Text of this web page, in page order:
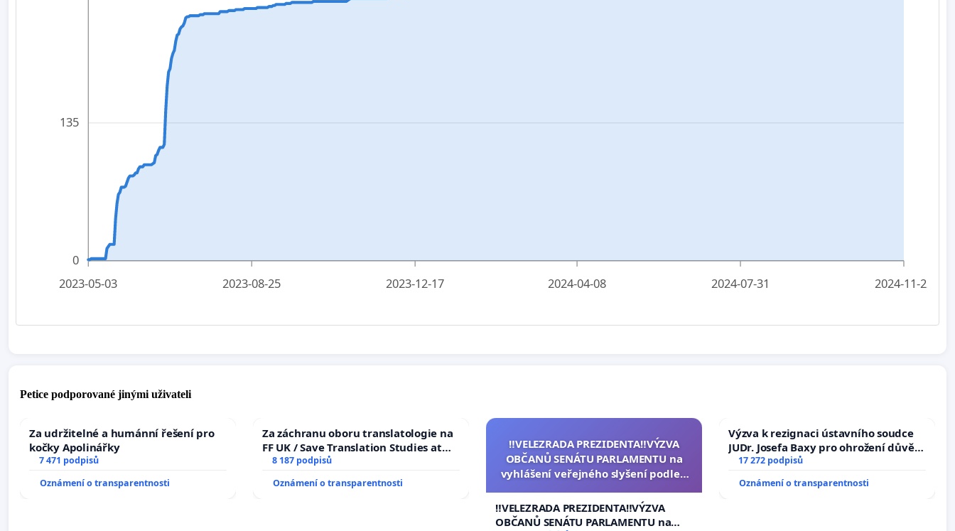
0
135
2023-05-03 2023-08-25 2023-12-17 2024-04-08 2024-07-31 2024-11-22
Petice podporované jinými uživateli
Za udržitelné a humánní řešení pro
kočky Apolinářky
7 471 podpisů
Oznámení o transparentnosti
Za záchranu oboru translatologie na
FF UK / Save Translation Studies at
the Faculty of Arts, Charles
University
8 187 podpisů
Oznámení o transparentnosti
‼️VELEZRADA PREZIDENTA‼️VÝZVA
OBČANŮ SENÁTU PARLAMENTU na
vyhlášení veřejného slyšení podle §
na přijetí usnesení k podání ústavní
žaloby na prezidenta republiky
‼️VELEZRADA PREZIDENTA‼️VÝZVA
OBČANŮ SENÁTU PARLAMENTU na
Výzva k rezignaci ústavního soudce
JUDr. Josefa Baxy pro ohrožení důvěry
ve spravedlivý proces
17 272 podpisů
Oznámení o transparentnosti